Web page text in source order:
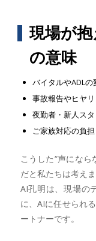
現場が
の意味
バイタルやADL
事故報告やヒヤ
夜勤者・新人ス
ご家族対応の負
こうした“声にな
だと私たちは考えま
AI孔明は、現場の
に、AIに任せられ
ートナーです。